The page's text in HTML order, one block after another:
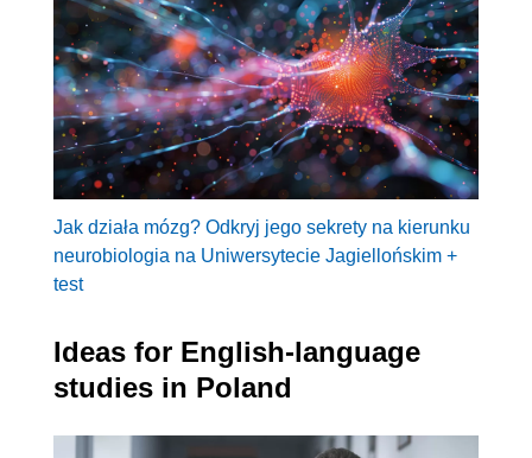
Jak działa mózg? Odkryj jego sekrety na kierunku
neurobiologia na Uniwersytecie Jagiellońskim +
test
Ideas for English-language
studies in Poland